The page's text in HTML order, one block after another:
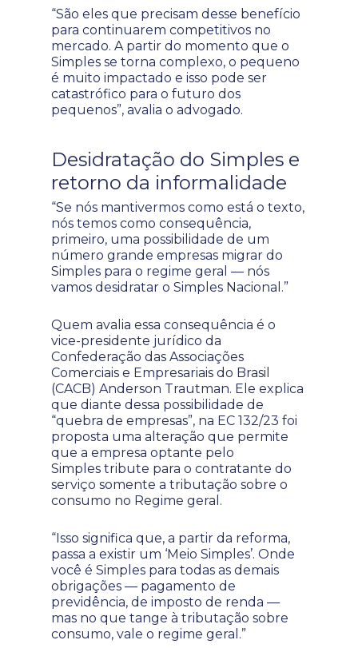
“São eles que precisam desse benefício
para continuarem competitivos no
mercado. A partir do momento que o
Simples se torna complexo, o pequeno
é muito impactado e isso pode ser
catastrófico para o futuro dos
pequenos”, avalia o advogado.
Desidratação do Simples e
retorno da informalidade
“Se nós mantivermos como está o texto,
nós temos como consequência,
primeiro, uma possibilidade de um
número grande empresas migrar do
Simples para o regime geral — nós
vamos desidratar o Simples Nacional.”
Quem avalia essa consequência é o
vice-presidente jurídico da
Confederação das Associações
Comerciais e Empresariais do Brasil
(CACB) Anderson Trautman. Ele explica
que diante dessa possibilidade de
“quebra de empresas”, na EC 132/23 foi
proposta uma alteração que permite
que a empresa optante pelo
Simples tribute para o contratante do
serviço somente a tributação sobre o
consumo no Regime geral.
“Isso significa que, a partir da reforma,
passa a existir um ‘Meio Simples’. Onde
você é Simples para todas as demais
obrigações — pagamento de
previdência, de imposto de renda —
mas no que tange à tributação sobre
consumo, vale o regime geral.”